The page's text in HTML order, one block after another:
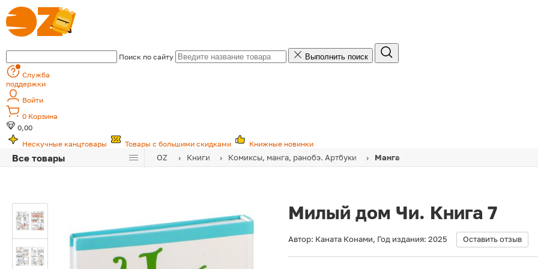
Поиск по сайту
Выполнить поиск
Служба
поддержки
Войти
0 Корзина
0,00
Нескучные канцтовары
Товары с большими скидками Книжные новинки
Все товары OZ Книги Комиксы, манга, ранобэ. Артбуки Манга
Милый дом Чи. Книга 7
Автор: Каната Конами, Год издания: 2025 Оставить отзыв